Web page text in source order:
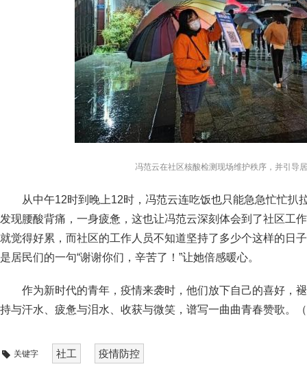
冯范云在社区核酸检测现场维护秩序，并引导
从中午12时到晚上12时，冯范云连吃饭也只能急急忙忙扒
发现腰酸背痛，一身疲惫，这也让冯范云深刻体会到了社区工
就觉得好累，而社区的工作人员不知道坚持了多少个这样的日
是居民们的一句“谢谢你们，辛苦了！”让她倍感暖心。
作为新时代的青年，疫情来袭时，他们放下自己的喜好，
持与汗水、疲惫与泪水、收获与微笑，谱写一曲曲青春赞歌。（
关键字 社工 疫情防控